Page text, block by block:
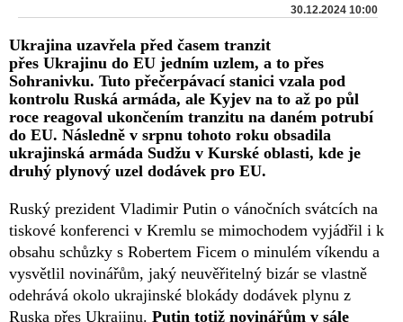
30.12.2024 10:00
Ukrajina uzavřela před časem tranzit
přes Ukrajinu do EU jedním uzlem, a to přes
Sohranivku. Tuto přečerpávací stanici vzala pod
kontrolu Ruská armáda, ale Kyjev na to až po půl
roce reagoval ukončením tranzitu na daném potrubí
do EU. Následně v srpnu tohoto roku obsadila
ukrajinská armáda Sudžu v Kurské oblasti, kde je
druhý plynový uzel dodávek pro EU.
Ruský prezident Vladimir Putin o vánočních svátcích na
tiskové konferenci v Kremlu se mimochodem vyjádřil i k
obsahu schůzky s Robertem Ficem o minulém víkendu a
vysvětlil novinářům, jaký neuvěřitelný bizár se vlastně
odehrává okolo ukrajinské blokády dodávek plynu z
Ruska přes Ukrajinu. Putin totiž novinářům v sále